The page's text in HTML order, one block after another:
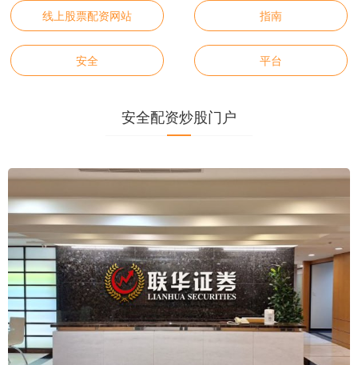
线上股票配资网站 指南
安全 平台
安全配资炒股门户